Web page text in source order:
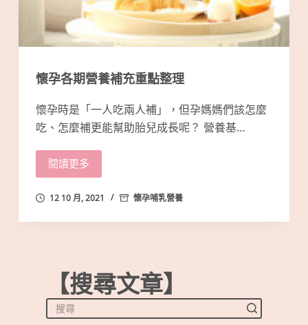
懷孕各期營養補充重點整理
懷孕時是「一人吃兩人補」，但孕媽媽們該怎麼
吃、怎麼補更能幫助胎兒成長呢？ 營養基…
閱讀更多
12 10 月, 2021 懷孕哺乳營養
【搜尋文章】